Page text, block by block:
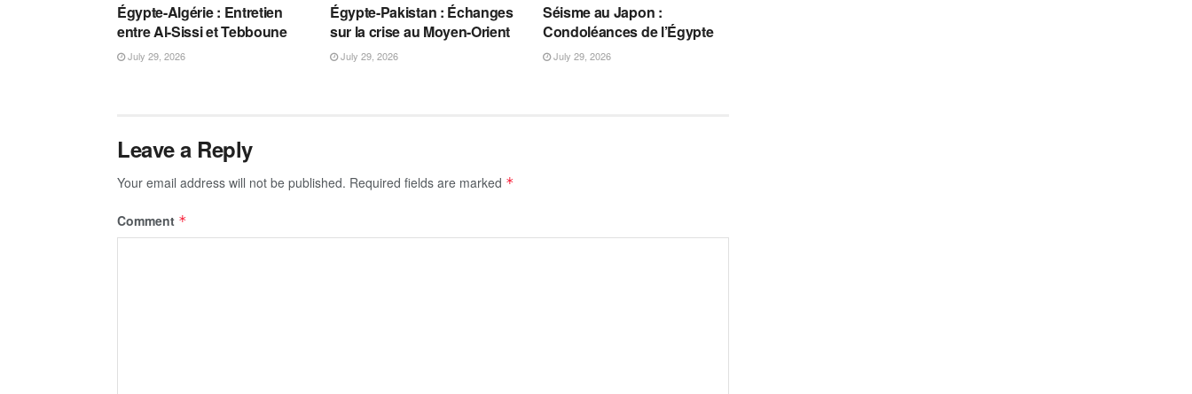
Égypte-Algérie : Entretien
entre Al-Sissi et Tebboune
July 29, 2026
Égypte-Pakistan : Échanges
sur la crise au Moyen-Orient
July 29, 2026
Séisme au Japon :
Condoléances de l’Égypte
July 29, 2026
Leave a Reply
Your email address will not be published. Required fields are marked *
Comment *